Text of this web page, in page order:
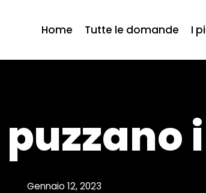
Home Tutte le domande I
Gennaio 12, 2023